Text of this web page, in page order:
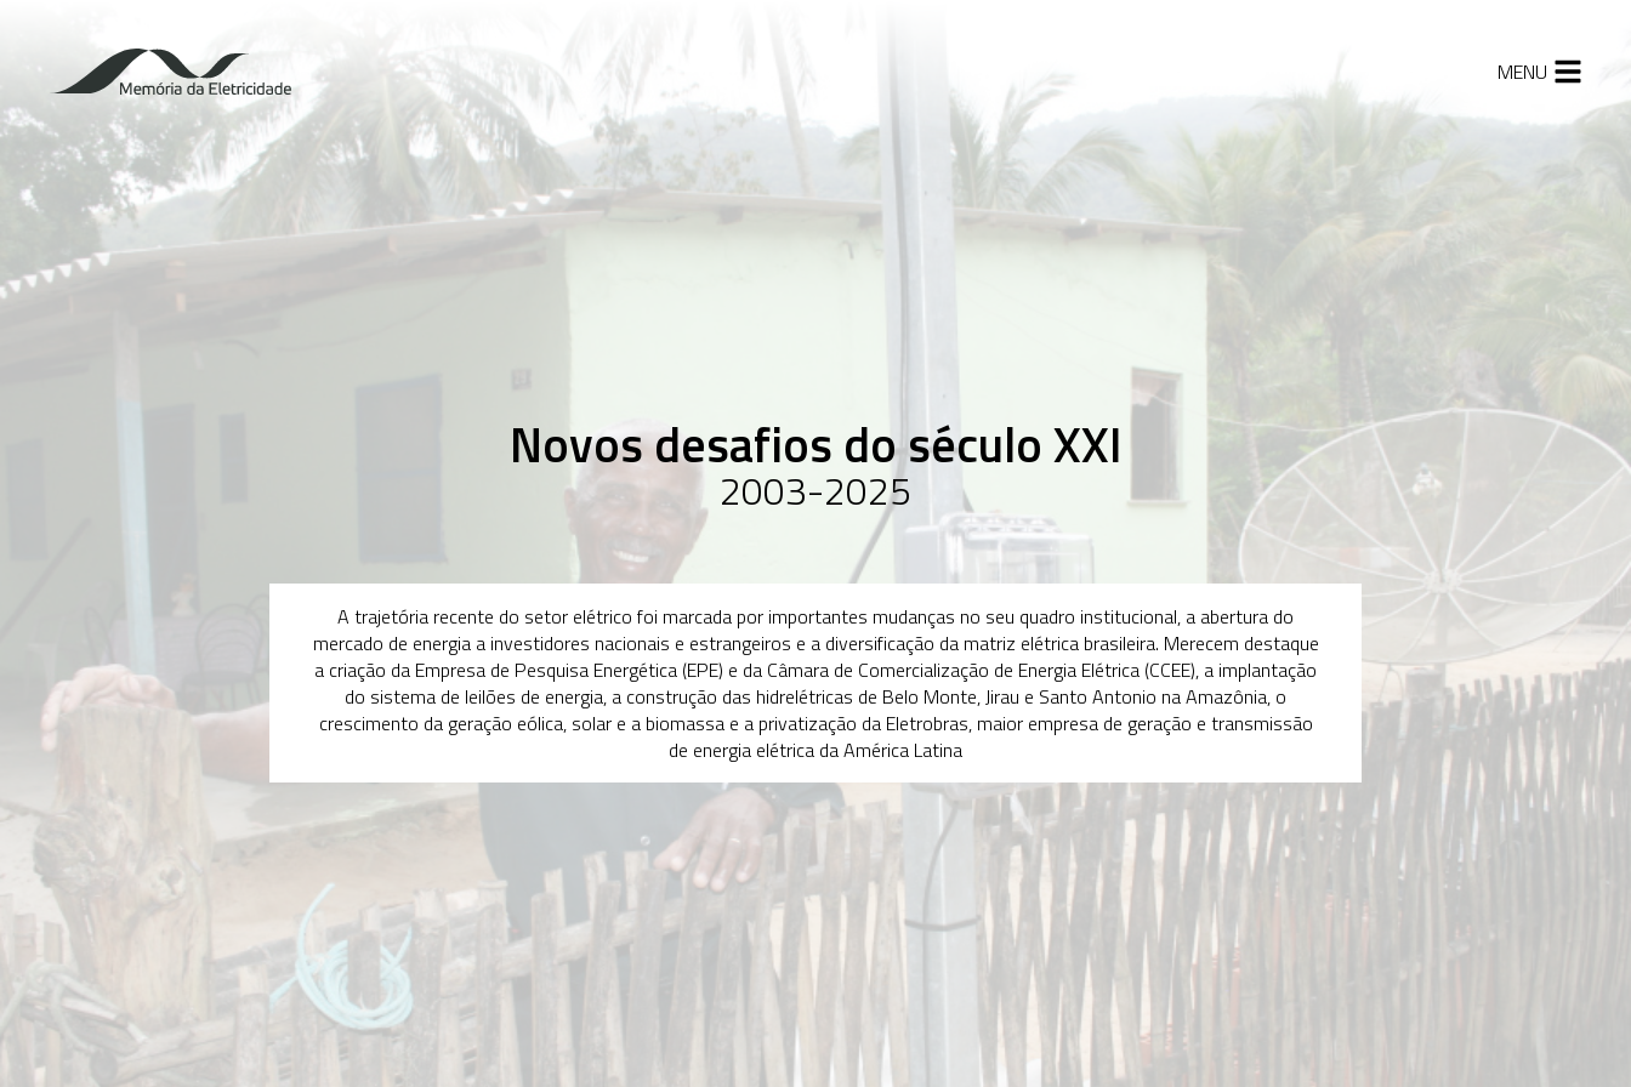
MENU
1879-1927
A formação da
indústria de energia
elétrica no Brasil
1930-1945
Mudanças no primeiro
Governo Vargas
1950-1962
A entrada em cena das
empresas estatais e a
criação da Eletrobras